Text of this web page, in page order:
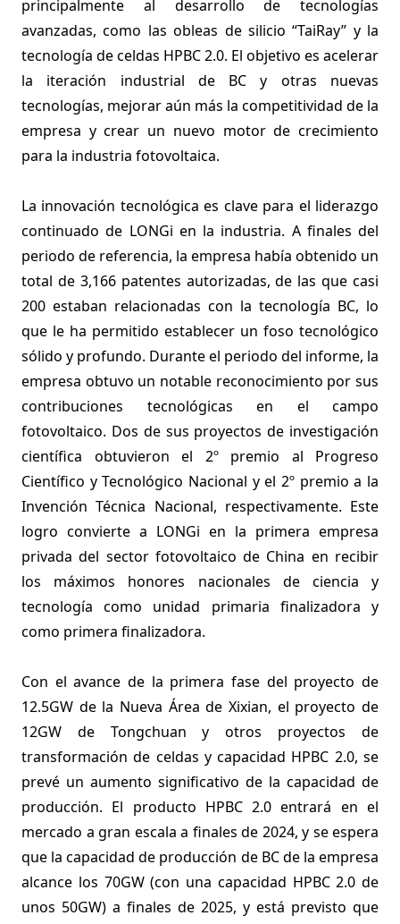
principalmente al desarrollo de tecnologías
avanzadas, como las obleas de silicio “TaiRay” y la
tecnología de celdas HPBC 2.0. El objetivo es acelerar
la iteración industrial de BC y otras nuevas
tecnologías, mejorar aún más la competitividad de la
empresa y crear un nuevo motor de crecimiento
para la industria fotovoltaica.
La innovación tecnológica es clave para el liderazgo
continuado de LONGi en la industria. A finales del
periodo de referencia, la empresa había obtenido un
total de 3,166 patentes autorizadas, de las que casi
200 estaban relacionadas con la tecnología BC, lo
que le ha permitido establecer un foso tecnológico
sólido y profundo. Durante el periodo del informe, la
empresa obtuvo un notable reconocimiento por sus
contribuciones tecnológicas en el campo
fotovoltaico. Dos de sus proyectos de investigación
científica obtuvieron el 2º premio al Progreso
Científico y Tecnológico Nacional y el 2º premio a la
Invención Técnica Nacional, respectivamente. Este
logro convierte a LONGi en la primera empresa
privada del sector fotovoltaico de China en recibir
los máximos honores nacionales de ciencia y
tecnología como unidad primaria finalizadora y
como primera finalizadora.
Con el avance de la primera fase del proyecto de
12.5GW de la Nueva Área de Xixian, el proyecto de
12GW de Tongchuan y otros proyectos de
transformación de celdas y capacidad HPBC 2.0, se
prevé un aumento significativo de la capacidad de
producción. El producto HPBC 2.0 entrará en el
mercado a gran escala a finales de 2024, y se espera
que la capacidad de producción de BC de la empresa
alcance los 70GW (con una capacidad HPBC 2.0 de
unos 50GW) a finales de 2025, y está previsto que